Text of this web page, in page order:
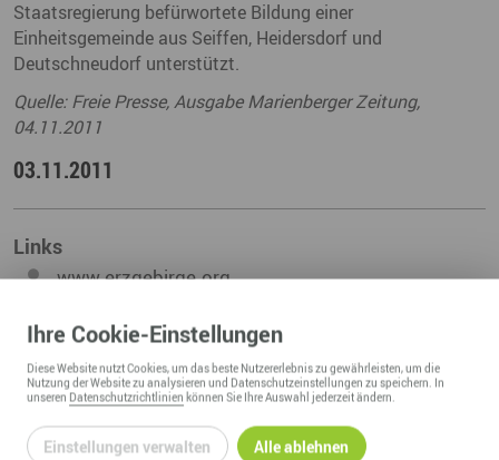
Staatsregierung befürwortete Bildung einer
Einheitsgemeinde aus Seiffen, Heidersdorf und
Deutschneudorf unterstützt.
Quelle: Freie Presse, Ausgabe Marienberger Zeitung,
04.11.2011
03.11.2011
Links
www.erzgebirge.org
und Spielzeughersteller e.V.
Ihre Cookie-Einstellungen
DieseWebsitenutzt Cookies, um das beste Nutzererlebnis zu gewährleisten, um die
Nutzung derWebsitezu analysieren und Datenschutzeinstellungen zu speichern. In
unseren Datenschutzrichtlinien können Sie Ihre Auswahl jederzeit ändern.
Einstellungen verwalten Alle ablehnen